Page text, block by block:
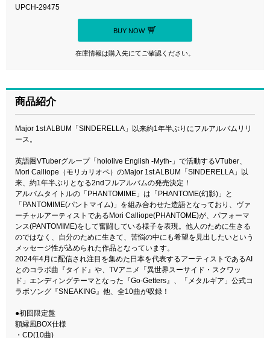
UPCH-29475
BUY NOW
在庫情報は購入先にてご確認ください。
商品紹介
Major 1st ALBUM「SINDERELLA」以来約1年半ぶりにフルアルバムリリ
ース。
英語圏VTuberグループ「hololive English -Myth-」で活動するVTuber、
Mori Calliope（モリカリオペ）のMajor 1st ALBUM「SINDERELLA」以
来、約1年半ぶりとなる2ndフルアルバムの発売決定！
アルバムタイトルの「PHANTOMIME」は「PHANTOME(幻影)」と
「PANTOMIME(パントマイム)」を組み合わせた造語となっており、ヴァ
ーチャルアーティストであるMori Calliope(PHANTOME)が、パフォーマ
ンス(PANTOMIME)をして奮闘している様子を表現。他人のために生きる
のではなく、自分のために生きて、苦悩の中にも希望を見出したいという
メッセージ性が込められた作品となっています。
2024年4月に配信され注目を集めた日本を代表するアーティストであるAI
とのコラボ曲『タイド』や、TVアニメ「異世界スーサイド・スクワッ
ド」エンディングテーマとなった『Go-Getters』、「メタルギア」公式コ
ラボソング『SNEAKING』他、全10曲が収録！
●初回限定盤
額縁風BOX仕様
・CD(10曲)